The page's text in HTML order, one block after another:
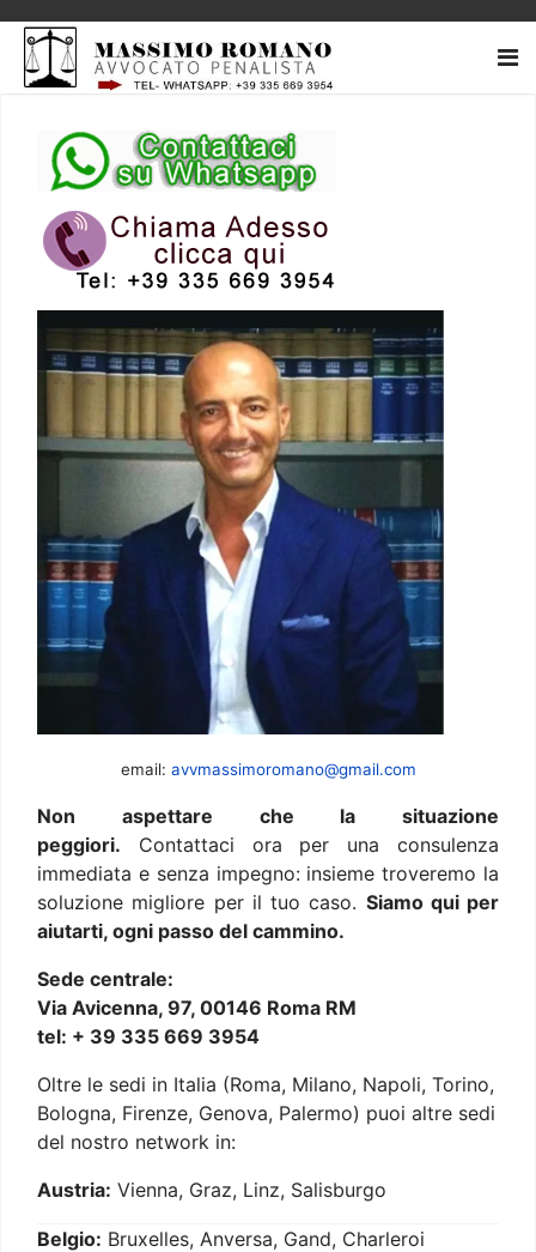
email: avvmassimoromano@gmail.com
Non aspettare che la situazione
peggiori. Contattaci ora per una consulenza
immediata e senza impegno: insieme troveremo la
soluzione migliore per il tuo caso. Siamo qui per
aiutarti, ogni passo del cammino.
Sede centrale:
Via Avicenna, 97, 00146 Roma RM
tel: + 39 335 669 3954
Oltre le sedi in Italia (Roma, Milano, Napoli, Torino,
Bologna, Firenze, Genova, Palermo) puoi altre sedi
del nostro network in:
Austria: Vienna, Graz, Linz, Salisburgo
Belgio: Bruxelles, Anversa, Gand, Charleroi